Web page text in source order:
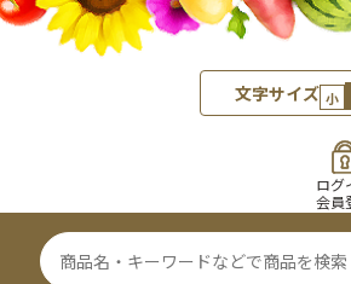
文字サイズ 小
ログ
会員